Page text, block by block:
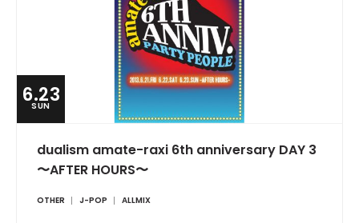
6.23
SUN
dualism amate-raxi 6th anniversary DAY 3
〜AFTER HOURS〜
OTHER J-POP ALLMIX